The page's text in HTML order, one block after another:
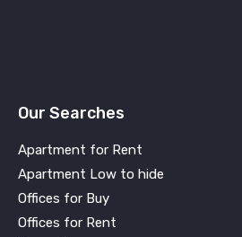
Our Searches
Apartment for Rent
Apartment Low to hide
Offices for Buy
Offices for Rent